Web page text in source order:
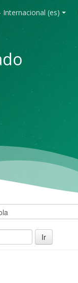
Internacional ‎(es)‎